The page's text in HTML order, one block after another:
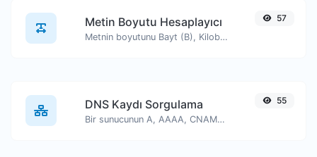
Metin Boyutu Hesaplayıcı
Metnin boyutunu Bayt (B), Kilobayt (KB) veya Megabayt (MB) cinsinden alın.
57
DNS Kaydı Sorgulama
Bir sunucunun A, AAAA, CNAME, MX, NS, TXT, SOA DNS kayıtlarını bulun.
55